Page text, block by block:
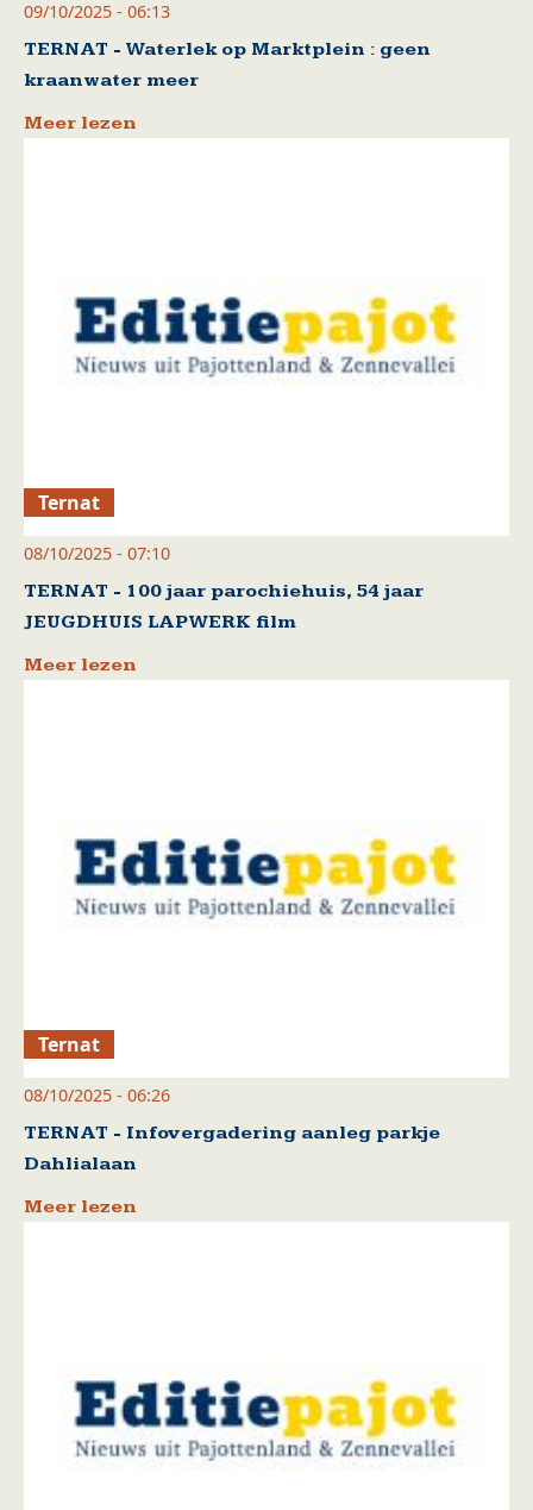
09/10/2025 - 06:13
TERNAT - Waterlek op Marktplein : geen
kraanwater meer
Meer lezen
Ternat
08/10/2025 - 07:10
TERNAT - 100 jaar parochiehuis, 54 jaar
JEUGDHUIS LAPWERK film
Meer lezen
Ternat
08/10/2025 - 06:26
TERNAT - Infovergadering aanleg parkje
Dahlialaan
Meer lezen